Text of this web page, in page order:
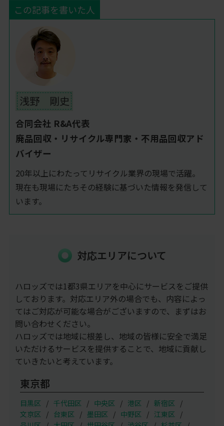
この記事を書いた人
浅野 剛史
合同会社 R&A代表
廃品回収・リサイクル専門家・不用品回収アド
バイザー
20年以上にわたってリサイクル業界の現場で活躍。
現在も現場にたちその経験に基づいた情報を発信して
います。
対応エリアについて
ハロッズでは1都3県エリアを中心にサービスをご提供
しております。対応エリア外の場合でも、内容によっ
てはご対応が可能な場合がございますので、まずはお
問い合わせください。
ハロッズでは地域に根差し、地域の皆様に安全で満足
いただけるサービスを提供することで、地域に貢献し
ていきたいと考えています。
東京都
目黒区 千代田区 中央区 港区
新宿区
文京区
台東区 墨田区 中野区
江東区